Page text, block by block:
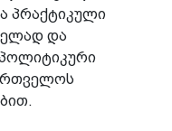
პრაქტიკული
და